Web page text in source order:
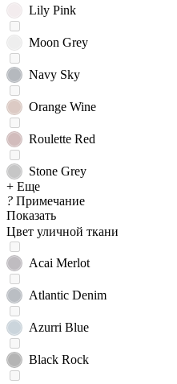
Lily Pink
Moon Grey
Navy Sky
Orange Wine
Roulette Red
Stone Grey
+ Еще
? Примечание
Показать
Цвет уличной ткани
Acai Merlot
Atlantic Denim
Azurri Blue
Black Rock